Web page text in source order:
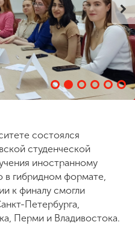
состоялся
студенческой
иностранному
гибридном формате,
к финалу смогли
Петербурга,
Перми и Владивостока.